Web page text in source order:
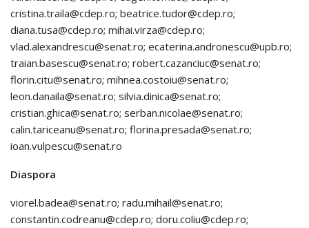
cristina.traila@cdep.ro; beatrice.tudor@cdep.ro;
diana.tusa@cdep.ro; mihai.virza@cdep.ro;
vlad.alexandrescu@senat.ro; ecaterina.andronescu@upb.ro;
traian.basescu@senat.ro; robert.cazanciuc@senat.ro;
florin.citu@senat.ro; mihnea.costoiu@senat.ro;
leon.danaila@senat.ro; silvia.dinica@senat.ro;
cristian.ghica@senat.ro; serban.nicolae@senat.ro;
calin.tariceanu@senat.ro; florina.presada@senat.ro;
ioan.vulpescu@senat.ro
Diaspora
viorel.badea@senat.ro; radu.mihail@senat.ro;
constantin.codreanu@cdep.ro; doru.coliu@cdep.ro;